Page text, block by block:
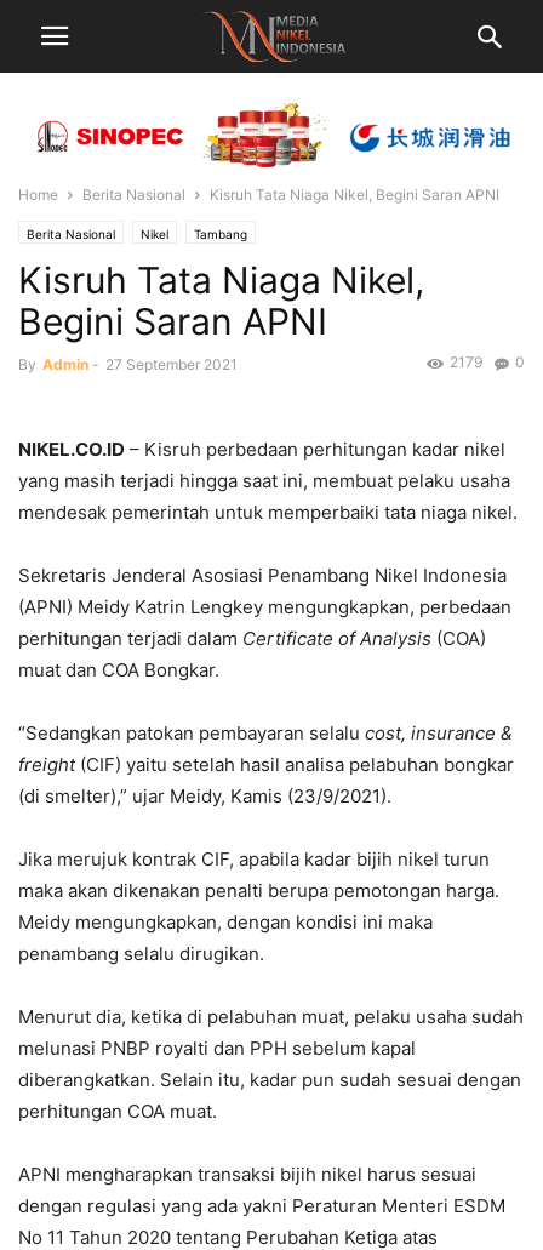
Home Berita Nasional Kisruh Tata Niaga Nikel, Begini Saran APNI
Berita Nasional Nikel Tambang
Kisruh Tata Niaga Nikel,
Begini Saran APNI
By Admin - 27 September 2021 0
2179
NIKEL.CO.ID – Kisruh perbedaan perhitungan kadar nikel
yang masih terjadi hingga saat ini, membuat pelaku usaha
mendesak pemerintah untuk memperbaiki tata niaga nikel.
Sekretaris Jenderal Asosiasi Penambang Nikel Indonesia
(APNI) Meidy Katrin Lengkey mengungkapkan, perbedaan
perhitungan terjadi dalam Certificate of Analysis (COA)
muat dan COA Bongkar.
“Sedangkan patokan pembayaran selalu cost, insurance &
freight(CIF) yaitu setelah hasil analisa pelabuhan bongkar
(di smelter),” ujar Meidy, Kamis (23/9/2021).
Jika merujuk kontrak CIF, apabila kadar bijih nikel turun
maka akan dikenakan penalti berupa pemotongan harga.
Meidy mengungkapkan, dengan kondisi ini maka
penambang selalu dirugikan.
Menurut dia, ketika di pelabuhan muat, pelaku usaha sudah
melunasi PNBP royalti dan PPH sebelum kapal
diberangkatkan. Selain itu, kadar pun sudah sesuai dengan
perhitungan COA muat.
APNI mengharapkan transaksi bijih nikel harus sesuai
dengan regulasi yang ada yakni Peraturan Menteri ESDM
No 11 Tahun 2020 tentang Perubahan Ketiga atas